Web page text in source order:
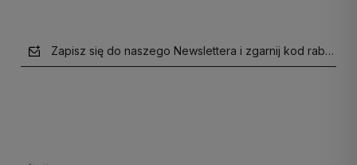
Zapisz się do naszego Newslettera i zgarnij kod